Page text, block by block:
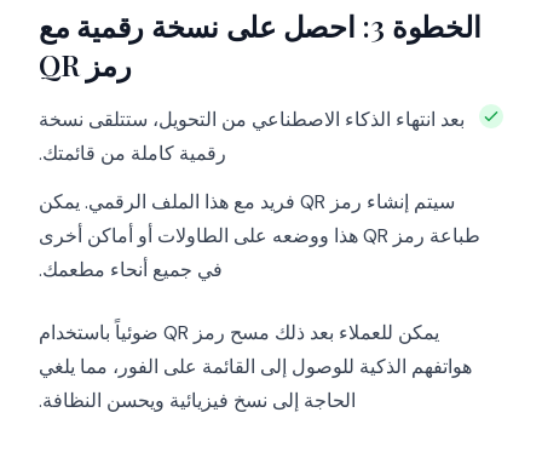
الخطوة 3: احصل على نسخة رقمية مع
رمز QR
بعد انتهاء الذكاء الاصطناعي من التحويل، ستتلقى نسخة
رقمية كاملة من قائمتك.
سيتم إنشاء رمز QR فريد مع هذا الملف الرقمي. يمكن
طباعة رمز QR هذا ووضعه على الطاولات أو أماكن أخرى
في جميع أنحاء مطعمك.
يمكن للعملاء بعد ذلك مسح رمز QR ضوئياً باستخدام
هواتفهم الذكية للوصول إلى القائمة على الفور، مما يلغي
الحاجة إلى نسخ فيزيائية ويحسن النظافة.